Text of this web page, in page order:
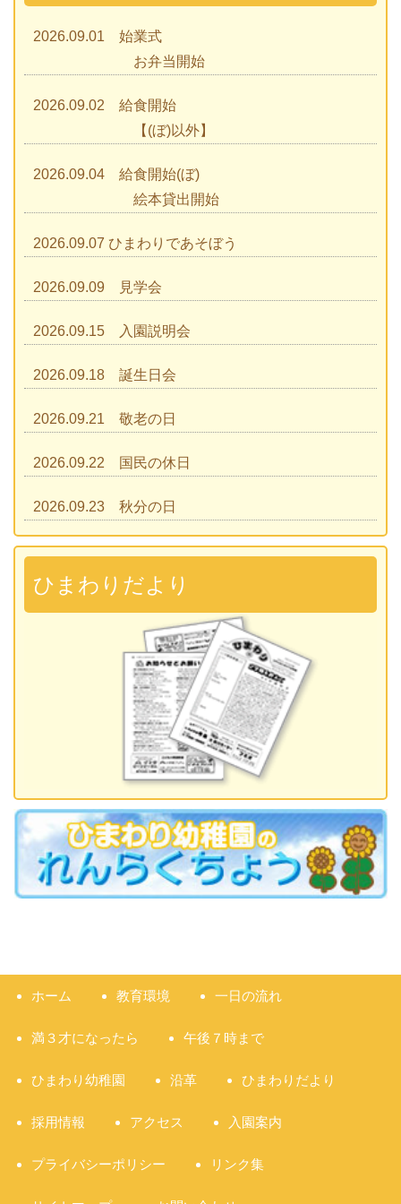
2026.09.01 始業式
お弁当開始
2026.09.02 給食開始
【(ぼ)以外】
2026.09.04 給食開始(ぼ)
絵本貸出開始
2026.09.07 ひまわりであそぼう
2026.09.09 見学会
2026.09.15 入園説明会
2026.09.18 誕生日会
2026.09.21 敬老の日
2026.09.22 国民の休日
2026.09.23 秋分の日
2026.09.28 運動会
準備説明会
ひまわりだより
ホーム 教育環境 一日の流れ
満３才になったら 午後７時まで
ひまわり幼稚園 沿革 ひまわりだより
採用情報 アクセス 入園案内
プライバシーポリシー リンク集